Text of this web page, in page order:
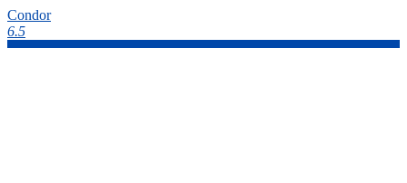
Condor
6.5